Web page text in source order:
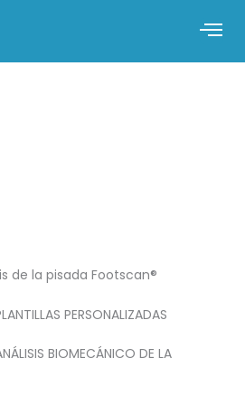
de la pisada Footscan®
PERSONALIZADAS
BIOMECÁNICO DE LA